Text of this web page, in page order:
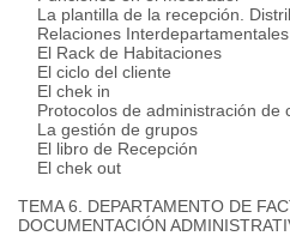
La plantilla de la recepción.
Relaciones Interdepartamentales
El Rack de Habitaciones
El ciclo del cliente
El chek in
Protocolos de administración de
La gestión de grupos
El libro de Recepción
El chek out
TEMA 6. DEPARTAMENTO DE
DOCUMENTACIÓN